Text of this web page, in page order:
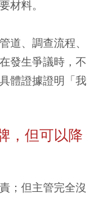
材料。
道、調查流程、
發生爭議時，不
體證據證明「我
，但可以降
；但主管完全沒